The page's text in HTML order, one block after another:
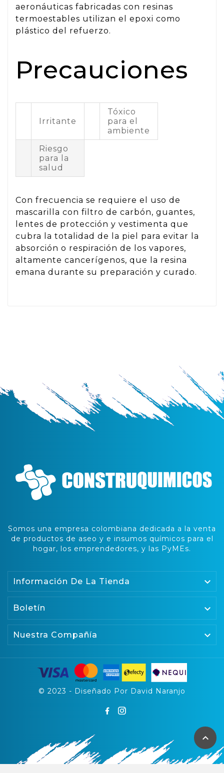
aeronáuticas fabricadas con resinas
termoestables utilizan el epoxi como
plástico del refuerzo.
Precauciones
Irritante
Tóxico
para el
ambiente
Riesgo
para la
salud
Con frecuencia se requiere el uso de
mascarilla con filtro de carbón, guantes,
lentes de protección y vestimenta que
cubra la totalidad de la piel para evitar la
absorción o respiración de los vapores,
altamente cancerígenos, que la resina
emana durante su preparación y curado.
Somos una empresa colombiana dedicada a la venta
de productos de aseo y e insumos químicos para el
hogar, los emprendedores, y las PyMEs.
Información De La Tienda 
Boletín 
Nuestra Compañía 

© 2023 - Diseñado Por David Naranjo